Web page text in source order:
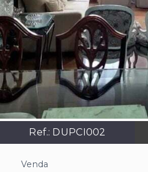
Ref.: DUPCI002
Venda